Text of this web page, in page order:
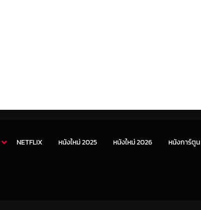
NETFLIX หนังใหม่ 2025 หนังใหม่ 2026 หนังการ์ตูน